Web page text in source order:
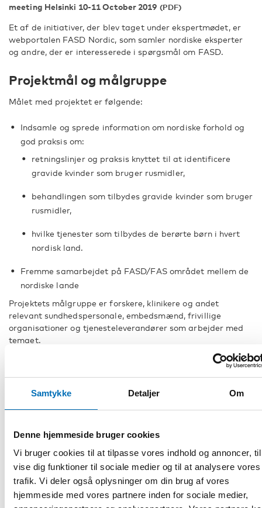
Samtykke Detaljer Om
Denne hjemmeside bruger cookies
Vi bruger cookies til at tilpasse vores indhold og annoncer,
vise dig funktioner til sociale medier og til at analysere vores
trafik. Vi deler også oplysninger om din brug af vores
hjemmeside med vores partnere inden for sociale medier,
meeting Helsinki 10-11 October 2019
Et af de initiativer, der blev taget under ekspertmødet, er
webportalen FASD Nordic, som samler nordiske eksperter
og andre, der er interesserede i spørgsmål om FASD.
Projektmål og målgruppe
Målet med projektet er følgende:
Indsamle og sprede information om nordiske forhold og
god praksis om:
retningslinjer og praksis knyttet til at identificere
gravide kvinder som bruger rusmidler,
behandlingen som tilbydes gravide kvinder som bruger
rusmidler,
hvilke tjenester som tilbydes de berørte børn i hvert
nordisk land.
Fremme samarbejdet på FASD/FAS området mellem de
nordiske lande
Projektets målgruppe er forskere, klinikere og andet
relevant sundhedspersonale, embedsmænd, frivillige
organisationer og tjenesteleverandører som arbejder med
temaet.
Rapporter